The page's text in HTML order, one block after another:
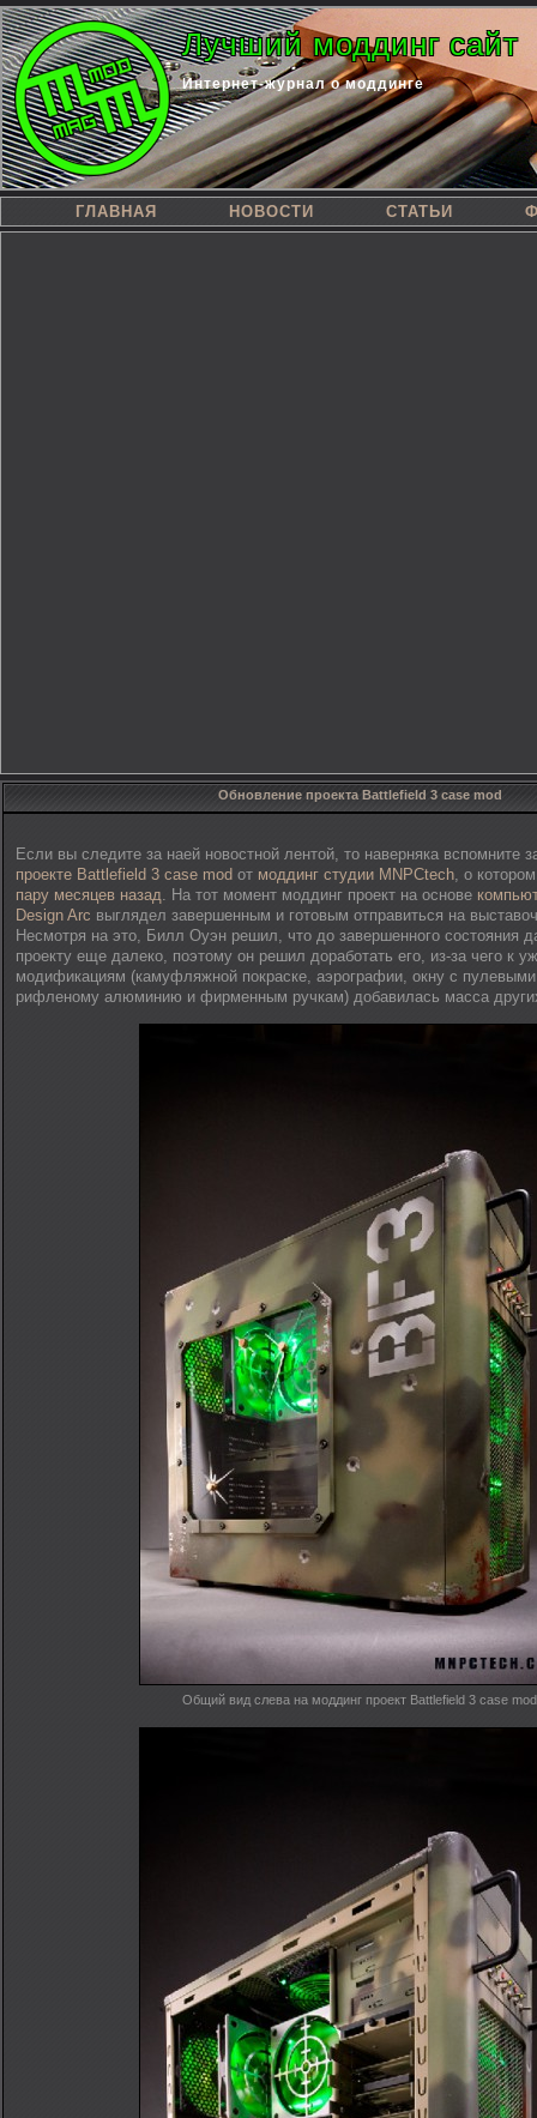
Лучший моддинг сайт
Интернет-журнал о моддинге
ГЛАВНАЯ НОВОСТИ СТАТЬИ
Обновление проекта Battlefield 3 case mod
Если вы следите за наей новостной лентой, то наверняка вспомните
проекте Battlefield 3 case mod от моддинг студии MNPCtech, о
пару месяцев назад. На тот момент моддинг проект на основе
Design Arc выглядел завершенным и готовым отправиться на
Несмотря на это, Билл Оуэн решил, что до завершенного состояния
проекту еще далеко, поэтому он решил доработать его, из-за чего к
модификациям (камуфляжной покраске, аэрографии, окну с
рифленому алюминию и фирменным ручкам) добавилась масса
Общий вид слева на моддинг проект Battlefield 3 case mod